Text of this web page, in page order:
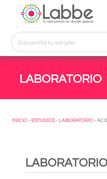
LABORATORIO
INICIO - ESTUDIOS - LABORATORIO -
LABORATORIO